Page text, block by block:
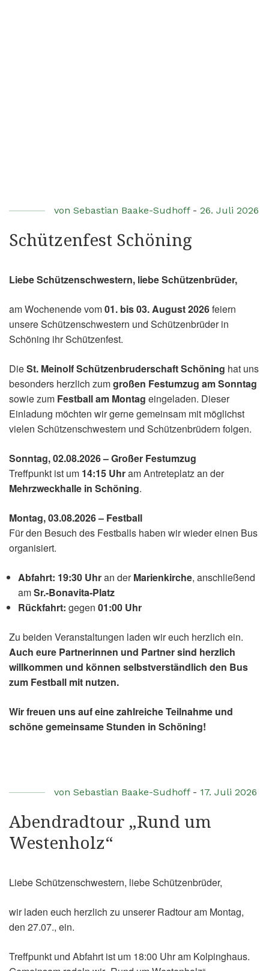
von Sebastian Baake-Sudhoff- 26. Juli 2026
Schützenfest Schöning
Liebe Schützenschwestern, liebe Schützenbrüder,
am Wochenende vom01. bis 03. August 2026feiern
unsere Schützenschwestern und Schützenbrüder in
Schöning ihr Schützenfest.
DieSt. Meinolf Schützenbruderschaft Schöning hat uns
besonders herzlich zumgroßen Festumzug am Sonntag
sowie zum Festball am Montag eingeladen. Dieser
Einladung möchten wir gerne gemeinsam mit möglichst
vielen Schützenschwestern und Schützenbrüdern folgen.
Sonntag, 02.08.2026 – Großer Festumzug
Treffpunkt ist um 14:15 Uhram Antreteplatz an der
Mehrzweckhalle in Schöning.
Montag, 03.08.2026 – Festball
Für den Besuch des Festballs haben wir wieder einen Bus
organisiert.
Abfahrt: 19:30 Uhran derMarienkirche, anschließend
amSr.-Bonavita-Platz
Rückfahrt: gegen 01:00 Uhr
Zu beiden Veranstaltungen laden wir euch herzlich ein.
Auch eure Partnerinnen und Partner sind herzlich
willkommen und können selbstverständlich den Bus
zum Festball mit nutzen.
Wir freuen uns auf eine zahlreiche Teilnahme und
schöne gemeinsame Stunden in Schöning!
von Sebastian Baake-Sudhoff- 17. Juli 2026
Abendradtour „Rund um
Westenholz“
Liebe Schützenschwestern, liebe Schützenbrüder,
wir laden euch herzlich zu unserer Radtour am Montag,
den 27.07., ein.
Treffpunkt und Abfahrt ist um 18:00 Uhr am Kolpinghaus.